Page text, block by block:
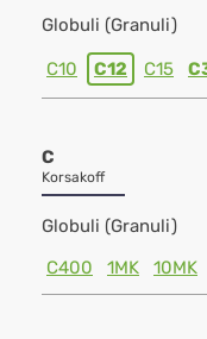
Globuli (Granuli)
C10 C12 C15
C
Korsakoff
Globuli (Granuli)
C400
1MK 10MK